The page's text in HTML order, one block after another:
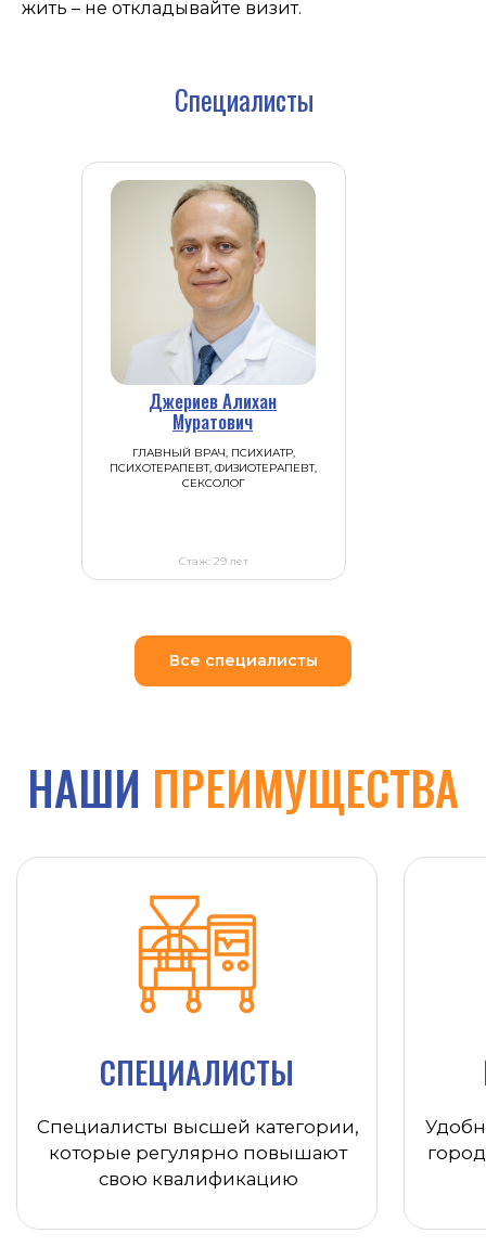
жить – не откладывайте визит.
Специалисты
Джериев Алихан
Муратович
ГЛАВНЫЙ ВРАЧ, ПСИХИАТР,
ПСИХОТЕРАПЕВТ, ФИЗИОТЕРАПЕВТ,
СЕКСОЛОГ
Стаж: 29 лет
Все специалисты